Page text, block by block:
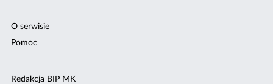
O serwisie
Pomoc
Redakcja BIP MK